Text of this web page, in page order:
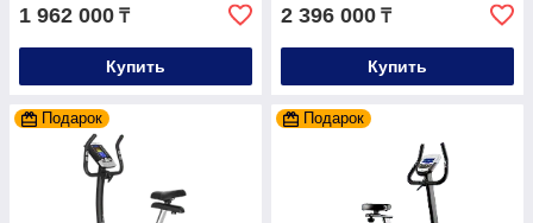
1 962 000 ₸
Купить
2 396 000 ₸
Купить
Подарок Подарок